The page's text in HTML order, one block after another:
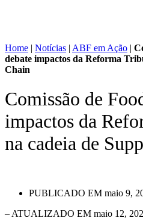
Home | Notícias | ABF em Ação |
debate impactos da Reforma
Chain
Comissão de
impactos da
na cadeia de
PUBLICADO EM maio 9,
– ATUALIZADO EM maio 12,